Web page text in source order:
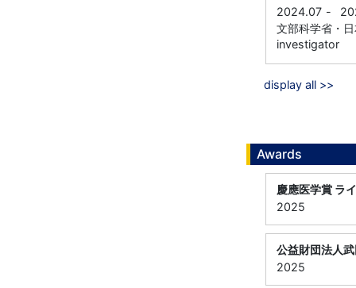
2024.07 -
文部科学省・
investigator
display all >>
Awards
慶應医学賞 ラ
2025
公益財団法人
2025